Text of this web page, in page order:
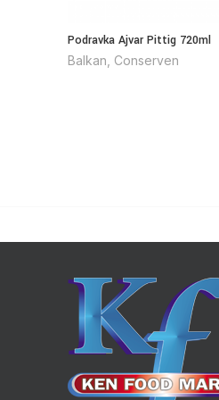
Podravka Ajvar Pittig 720ml
Balkan Conserven